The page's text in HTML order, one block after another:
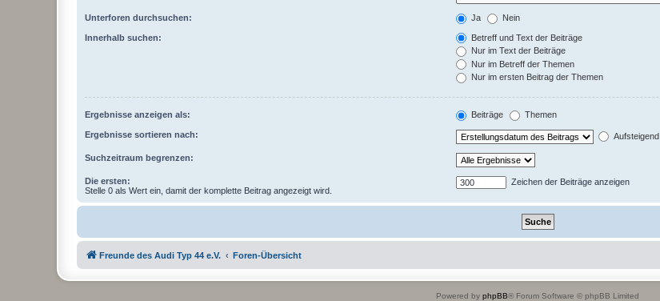
Unterforen durchsuchen: Ja Nein
Innerhalb suchen:
Betreff und Text der Beiträge
Nur im Text der Beiträge
Nur im Betreff der Themen
Nur im ersten Beitrag der Themen
Ergebnisse anzeigen als: Beiträge Themen
Ergebnisse sortieren nach: Aufsteigend
Suchzeitraum begrenzen:
Die ersten:
Stelle 0 als Wert ein, damit der komplette Beitrag angezeigt wird.
Zeichen der Beiträge anzeigen
Freunde des Audi Typ 44 e.V. Foren-Übersicht
Powered by phpBB® Forum Software © phpBB Limited